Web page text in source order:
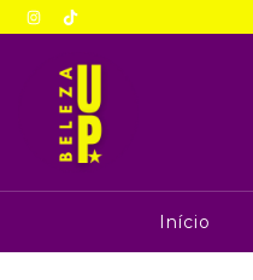
Início